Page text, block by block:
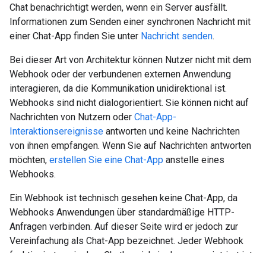
Chat benachrichtigt werden, wenn ein Server ausfällt.
Informationen zum Senden einer synchronen Nachricht mit
einer Chat-App finden Sie unter Nachricht senden.
Bei dieser Art von Architektur können Nutzer nicht mit dem
Webhook oder der verbundenen externen Anwendung
interagieren, da die Kommunikation unidirektional ist.
Webhooks sind nicht dialogorientiert. Sie können nicht auf
Nachrichten von Nutzern oder Chat-App-
Interaktionsereignisse antworten und keine Nachrichten
von ihnen empfangen. Wenn Sie auf Nachrichten antworten
möchten, erstellen Sie eine Chat-App anstelle eines
Webhooks.
Ein Webhook ist technisch gesehen keine Chat-App, da
Webhooks Anwendungen über standardmäßige HTTP-
Anfragen verbinden. Auf dieser Seite wird er jedoch zur
Vereinfachung als Chat-App bezeichnet. Jeder Webhook